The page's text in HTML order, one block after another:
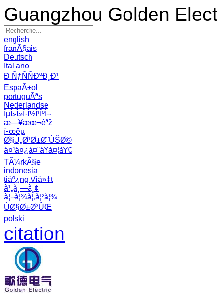
Guangzhou Golden
english
franÃ§ais
Deutsch
Italiano
Ð ÑƒÑÑÐºÐ¸Ð¹
EspaÃ±ol
portuguÃªs
Nederlandse
ÎµÎ»Î»Î·Î½Î¹ÎºÎ¬
æ—¥æœ¬èªž
í•œêµ­
Ø§Ù„Ø¹Ø±Ø¨ÙŠØ©
à¤¹à¤¿à¤¨à¥à¤¦à¥€
TÃ¼rkÃ§e
indonesia
tiáº¿ng Viá»‡t
à¹„à¸—à¸¢
à¦¬à¦¾à¦‚à¦²à¦¾
ÙØ§Ø±Ø³ÛŒ
polski
citation